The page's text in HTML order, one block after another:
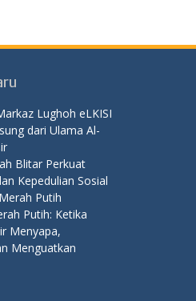
Lughoh eLKISI
dari Ulama Al-
Blitar Perkuat
Kepedulian Sosial
Putih
Putih: Ketika
Menyapa,
Menguatkan